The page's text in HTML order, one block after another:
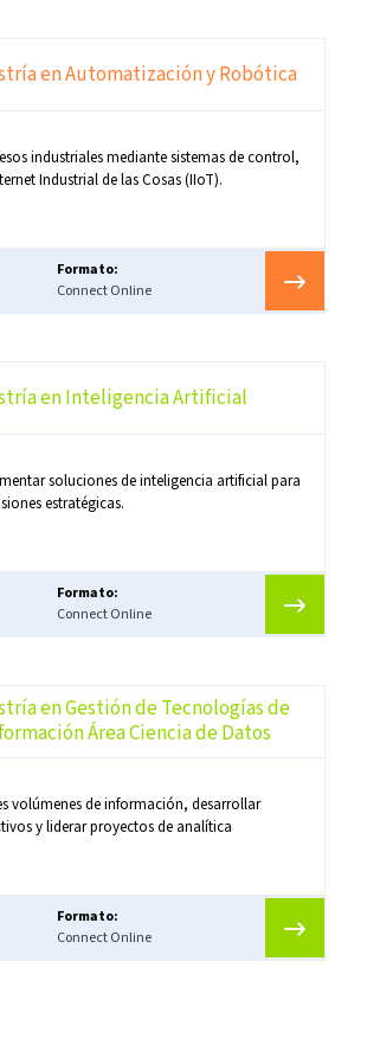
en Automatización y Robótica
industriales mediante sistemas de control,
Industrial de las Cosas (IIoT).
Formato:
Connect Online
en Inteligencia Artificial
soluciones de inteligencia artificial para
estratégicas.
Formato:
Connect Online
en Gestión de Tecnologías de
Área Ciencia de Datos
volúmenes de información, desarrollar
y liderar proyectos de analítica
Formato:
Connect Online